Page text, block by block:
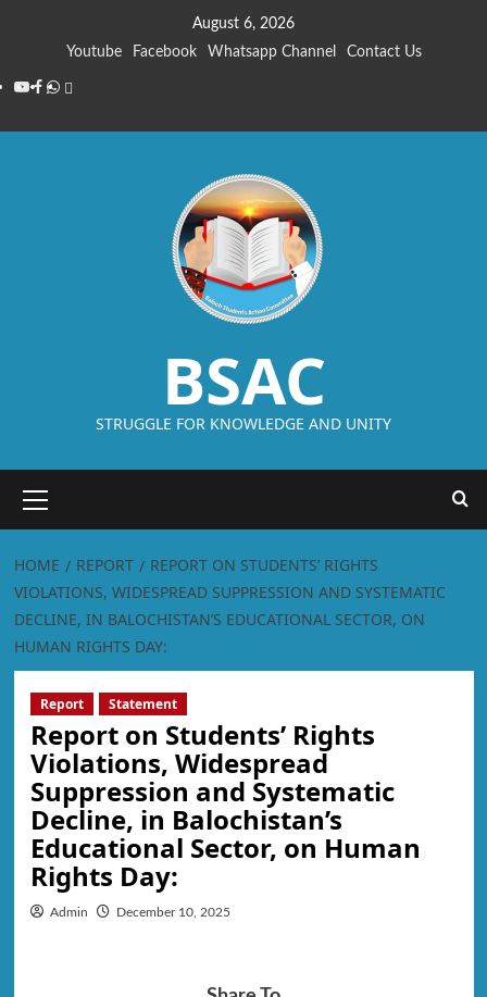
August 6, 2026
Youtube
Facebook Whatsapp Channel Contact Us
BSAC
STRUGGLE FOR KNOWLEDGE AND UNITY
HOME REPORT
REPORT ON STUDENTS’ RIGHTS
VIOLATIONS, WIDESPREAD SUPPRESSION AND SYSTEMATIC
DECLINE, IN BALOCHISTAN’S EDUCATIONAL SECTOR, ON
HUMAN RIGHTS DAY:
Report Statement
Report on Students’ Rights
Violations, Widespread
Suppression and Systematic
Decline, in Balochistan’s
Educational Sector, on Human
Rights Day:
Admin December 10, 2025